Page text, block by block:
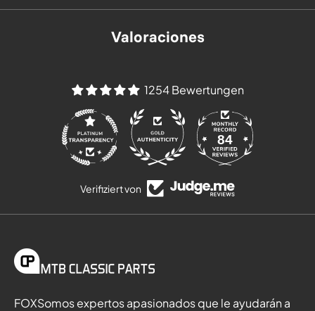
Valoraciones
1254 Bewertungen
84
Verifiziert von
FOXSomos expertos apasionados que le ayudarán a